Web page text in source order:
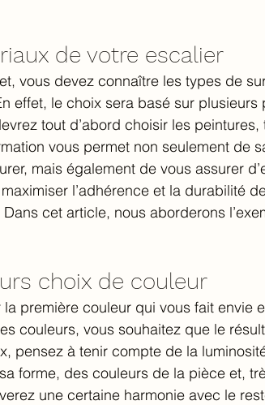
de votre escalier
vous devez connaître les types de
effet, le choix sera basé sur plusieurs
tout d’abord choisir les
vous permet non seulement de
mais également de vous assurer
l’adhérence et la durabilité
cet article, nous aborderons
choix de couleur
première couleur qui vous fait envie
couleurs, vous souhaitez que le
pensez à tenir compte de la
forme, des couleurs de la pièce et,
une certaine harmonie avec le